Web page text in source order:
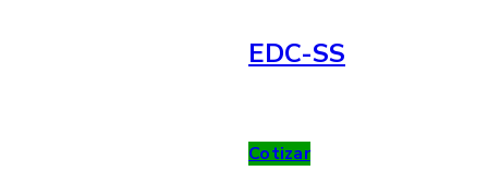
EDC-SS
Cotizar